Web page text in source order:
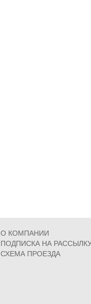
О КОМПАНИИ
ПОДПИСКА НА
СХЕМА ПРОЕЗДА